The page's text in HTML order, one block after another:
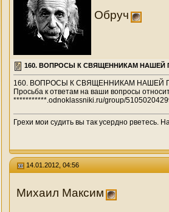
Обруч
160. ВОПРОСЫ К СВЯЩЕННИКАМ НАШЕЙ
160. ВОПРОСЫ К СВЯЩЕННИКАМ НАШЕЙ
Просьба к ответам на ваши вопросы
***********.odnoklassniki.ru/group/
Грехи мои судить вы так усердно рветесь.
14.01.2012, 04:56
Михаил Максим